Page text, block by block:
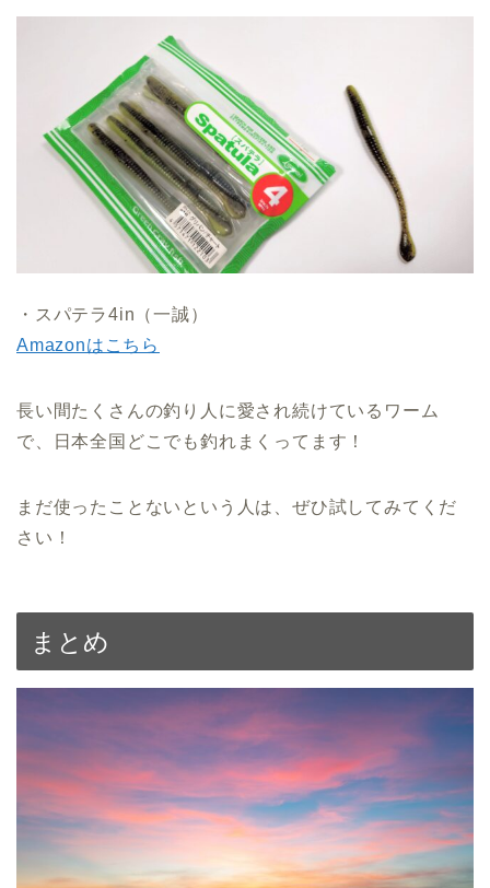
・スパテラ4in（一誠）
Amazonはこちら
長い間たくさんの釣り人に愛され続けているワーム
で、日本全国どこでも釣れまくってます ！
まだ使ったことないという人は、ぜひ試してみてくだ
さい！
まとめ